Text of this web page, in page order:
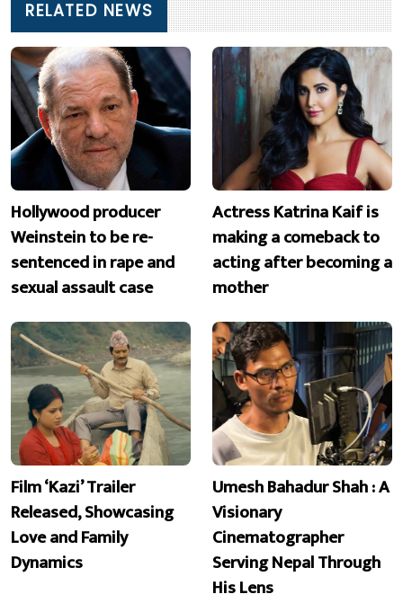
RELATED NEWS
Hollywood producer
Weinstein to be re-
sentenced in rape and
sexual assault case
Actress Katrina Kaif is
making a comeback to
acting after becoming a
mother
Film ‘Kazi’ Trailer
Released, Showcasing
Love and Family
Dynamics
Umesh Bahadur Shah : A
Visionary
Cinematographer
Serving Nepal Through
His Lens